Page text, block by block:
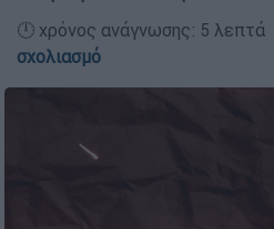
🕛 χρόνος ανάγνωσης: 5
σχολιασμό